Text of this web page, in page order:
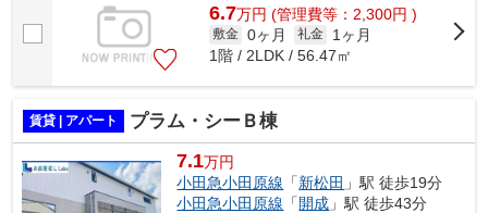
6.7万円 (管理費等：2,300円 )
敷金 0ヶ月 礼金
1ヶ月
1階 / 2LDK / 56.47㎡
賃貸 | アパート プラム・シーＢ棟
7.1万円
小田急小田原線 「新松田 」駅 徒歩19分
小田急小田原線 「開成 」駅 徒歩43分